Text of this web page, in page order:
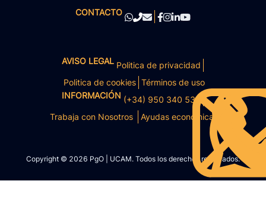
CONTACTO
AVISO LEGAL Politica de privacidad
Politica de cookies Términos de uso
INFORMACIÓN (+34) 950 340 531
Trabaja con Nosotros
Ayudas económicas
Copyright © 2026 PgO | UCAM. Todos los derechos reservados.